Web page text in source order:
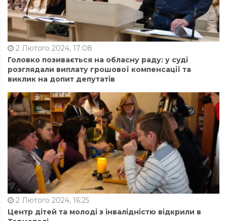
2 Лютого 2024, 17:08
Головко позивається на обласну раду: у суді
розглядали виплату грошової компенсації та
виклик на допит депутатів
2 Лютого 2024, 16:25
Центр дітей та молоді з інвалідністю відкрили в